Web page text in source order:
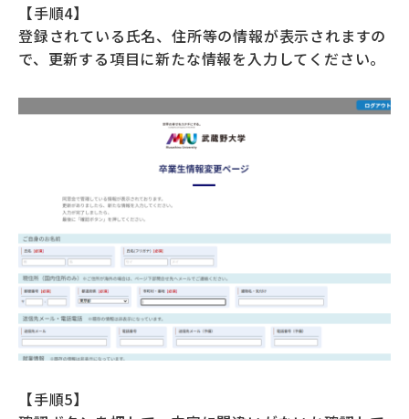
【手順4】
登録されている氏名、住所等の情報が表示されますの
で、更新する項目に新たな情報を入力してください。
【手順5】